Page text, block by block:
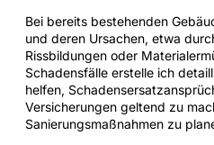
Bei bereits bestehenden
und deren Ursachen, etwa
Rissbildungen oder
Schadensfälle erstelle ich
helfen,
Versicherungen geltend zu
Sanierungsmaßnahmen zu